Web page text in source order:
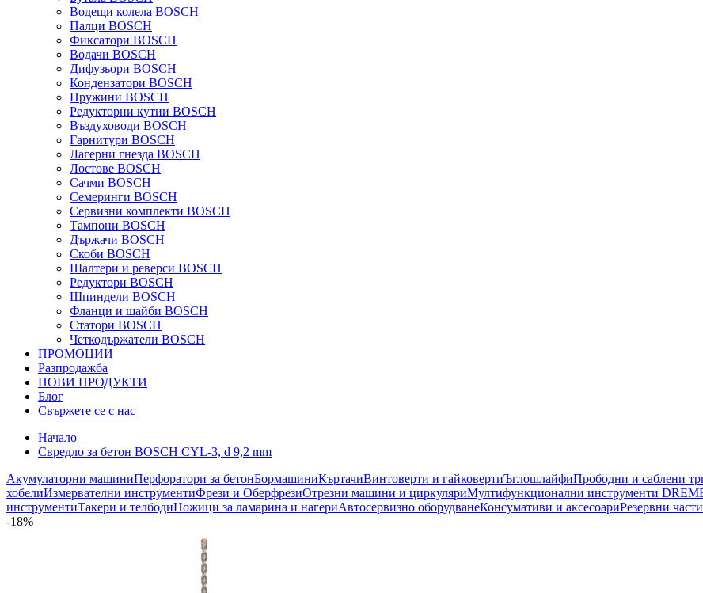
Водещи колела BOSCH
Палци BOSCH
Фиксатори BOSCH
Водачи BOSCH
Дифузьори BOSCH
Кондензатори BOSCH
Пружини BOSCH
Редукторни кутии BOSCH
Въздуховоди BOSCH
Гарнитури BOSCH
Лагерни гнезда BOSCH
Лостове BOSCH
Сачми BOSCH
Семеринги BOSCH
Сервизни комплекти BOSCH
Тампони BOSCH
Държачи BOSCH
Скоби BOSCH
Шалтери и реверси BOSCH
Редуктори BOSCH
Шпиндели BOSCH
Фланци и шайби BOSCH
Статори BOSCH
Четкодържатели BOSCH
ПРОМОЦИИ
Разпродажба
НОВИ ПРОДУКТИ
Блог
Свържете се с нас
Начало
Свредло за бетон BOSCH CYL-3, d 9,2 mm
Акумулаторни машиниПерфоратори за бетонБормашиниКъртачиВинтоверти и гайковертиЪглошлайфиПрободни и саблени
хобелиИзмервателни инструментиФрези и ОберфрезиОтрезни машини и циркуляриМултифункционални инструменти
инструментиТакери и телбодиНожици за ламарина и нагериАвтосервизно оборудванеКонсумативи и аксесоариРезервни части
-18%